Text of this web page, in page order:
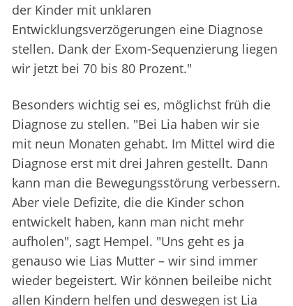
der Kinder mit unklaren
Entwicklungsverzögerungen eine Diagnose
stellen. Dank der Exom-Sequenzierung liegen
wir jetzt bei 70 bis 80 Prozent."
Besonders wichtig sei es, möglichst früh die
Diagnose zu stellen. "Bei Lia haben wir sie
mit neun Monaten gehabt. Im Mittel wird die
Diagnose erst mit drei Jahren gestellt. Dann
kann man die Bewegungsstörung verbessern.
Aber viele Defizite, die die Kinder schon
entwickelt haben, kann man nicht mehr
aufholen", sagt Hempel. "Uns geht es ja
genauso wie Lias Mutter – wir sind immer
wieder begeistert. Wir können beileibe nicht
allen Kindern helfen und deswegen ist Lia